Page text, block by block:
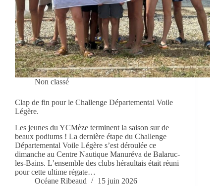
Non classé
Clap de fin pour le Challenge Départemental Voile
Légère.
Les jeunes du YCMèze terminent la saison sur de
beaux podiums ! La dernière étape du Challenge
Départemental Voile Légère s’est déroulée ce
dimanche au Centre Nautique Manuréva de Balaruc-
les-Bains. L’ensemble des clubs héraultais était réuni
pour cette ultime régate…
Océane Ribeaud
15 juin 2026